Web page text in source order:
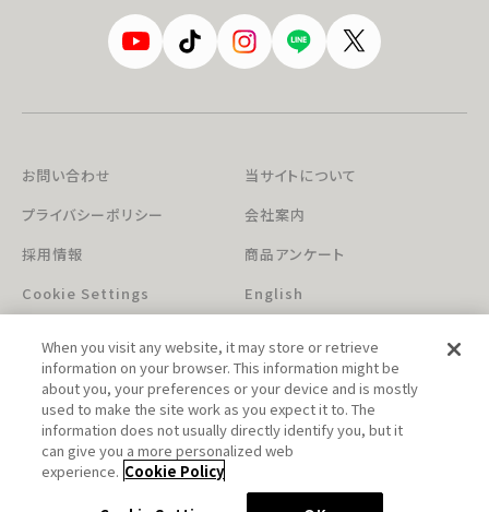
お問い合わせ
当サイトについて
プライバシーポリシー
会社案内
採用情報
商品アンケート
Cookie Settings
English
このホームページに掲載されている著作物の無断利用を禁じます。
When you visit any website, it may store or retrieve
information on your browser. This information might be
about you, your preferences or your device and is mostly
used to make the site work as you expect it to. The
information does not usually directly identify you, but it
can give you a more personalized web
experience. Cookie Policy